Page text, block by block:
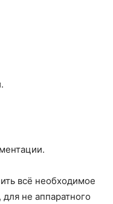
всё необходимое
не аппаратного